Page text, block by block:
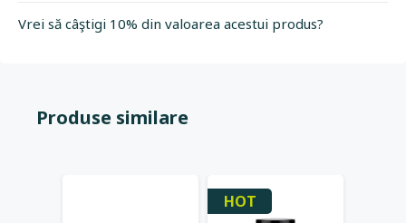
Vrei să câştigi 10% din valoarea acestui produs?
Produse similare
HOT